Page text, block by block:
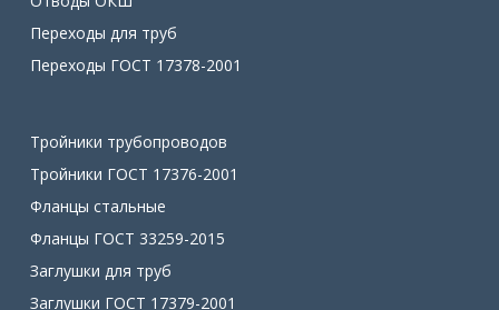
Переходы для труб
Переходы ГОСТ 17378-2001
Тройники трубопроводов
Тройники ГОСТ 17376-2001
Фланцы стальные
Фланцы ГОСТ 33259-2015
Заглушки для труб
Заглушки ГОСТ 17379-2001